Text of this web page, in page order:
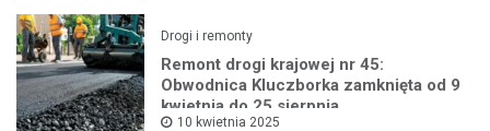
Drogi i remonty
Remont drogi krajowej nr 45:
Obwodnica Kluczborka zamknięta od 9
kwietnia do 25 sierpnia
10 kwietnia 2025